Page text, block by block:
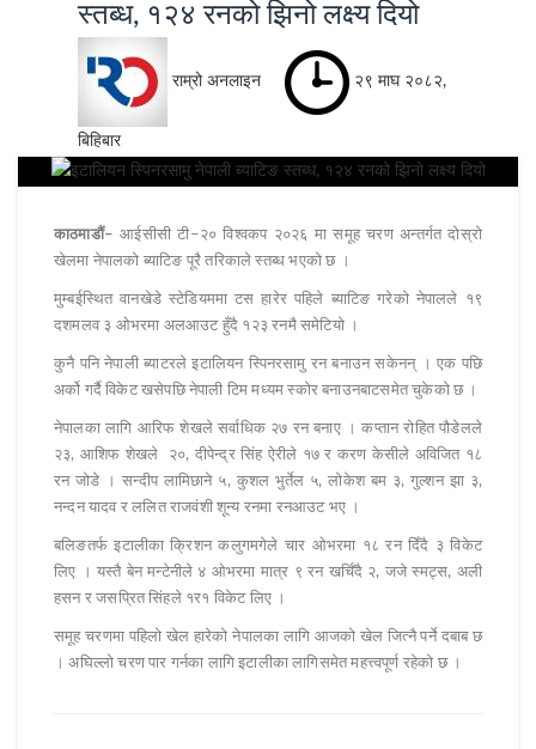
स्तब्ध, १२४ रनको झिनो लक्ष्य दियो
राम्रो अनलाइन २९ माघ २०८२,
बिहिबार
काठमाडौं–आईसीसी टी–२० विश्वकप २०२६ मा समूह चरण अन्तर्गत दोस्रो
खेलमा नेपालको ब्याटिङ पूरै तरिकाले स्तब्ध भएको छ ।
मुम्बईस्थित वानखेडे स्टेडियममा टस हारेर पहिले ब्याटिङ गरेको नेपालले १९
दशमलव ३ ओभरमा अलआउट हुँदै १२३ रनमै समेटियो ।
कुनै पनि नेपाली ब्याटरले इटालियन स्पिनरसामु रन बनाउन सकेनन् । एक पछि
अर्को गर्दै विकेट खसेपछि नेपाली टिम मध्यम स्कोर बनाउनबाटसमेत चुकेको छ ।
नेपालका लागि आरिफ शेखले सर्वाधिक २७ रन बनाए । कप्तान रोहित पौडेलले
२३, आशिफ शेखले २०, दीपेन्द्र सिंह ऐरीले १७ र करण केसीले अविजित १८
रन जोडे । सन्दीप लामिछाने ५, कुशल भुर्तेल ५, लोकेश बम ३, गुल्शन झा ३,
नन्दन यादव र ललित राजवंशी शून्य रनमा रनआउट भए ।
बलिङतर्फ इटालीका क्रिशन कलुगमगेले चार ओभरमा १८ रन दिँदै ३ विकेट
लिए । यस्तै बेन मन्टेनीले ४ ओभरमा मात्र ९ रन खर्चिँदै २, जजे स्मट्स, अली
हसन र जसप्रित सिंहले १र१ विकेट लिए ।
समूह चरणमा पहिलो खेल हारेको नेपालका लागि आजको खेल जित्नै पर्ने दबाब छ
। अघिल्लो चरण पार गर्नका लागि इटालीका लागिसमेत महत्त्वपूर्ण रहेको छ ।